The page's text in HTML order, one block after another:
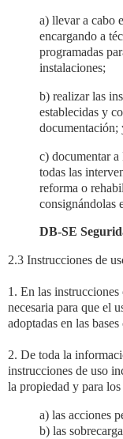
a) llevar a cabo
encargando a
programadas
instalaciones;
b) realizar las
establecidas y
documentación;
c) documentar
todas las
reforma o
consignándolas
DB-SE
2.3 Instrucciones de
1. En las
necesaria para que el
adoptadas en las
2. De toda la
instrucciones de uso
la propiedad y para
a) las acciones
b) las